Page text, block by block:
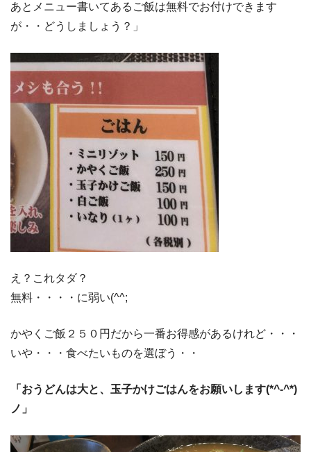
あとメニュー書いてあるご飯は無料でお付けできます
が・・どうしましょう？」
え？これタダ？
無料・・・・に弱い(^^;
かやくご飯２５０円だから一番お得感があるけれど・・・
いや・・・食べたいものを選ぼう・・
「おうどんは大と、玉子かけごはんをお願いします(*^-^*)
ノ」